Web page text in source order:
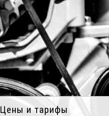
Цены и тарифы